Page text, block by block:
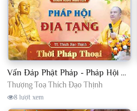
Vấn Đáp Phật Pháp - Pháp Hội Địa Tạng Ngày 01/08/2026│TT. Thích Đạo Thịnh
Thượng Toạ Thích Đạo Thịnh
8 lượt xem